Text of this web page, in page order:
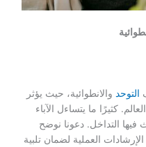
التوحد والانطوائية، حيث يؤثر
كثيرًا ما يتساءل الآباء
فيها التداخل. دعونا نوضح
العملية لضمان تلبية